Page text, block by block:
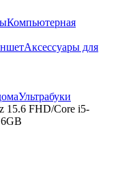
Компьютерная
Аксессуары для
Ультрабуки
15.6 FHD/Core i5-